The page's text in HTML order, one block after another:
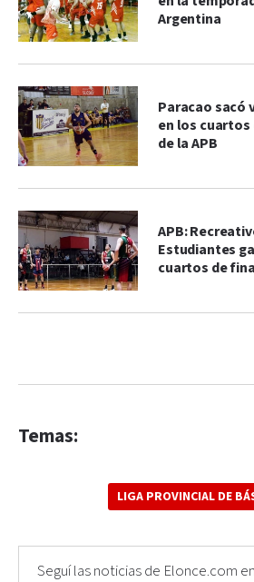
Argentina
Paracao sacó
en los cuartos
de la APB
APB:
Estudiantes
cuartos de
Temas:
LIGA PROVINCIAL DE
Seguí las noticias de Elonce.com